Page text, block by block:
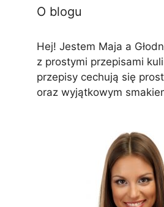
O blogu
Hej! Jestem Maja a
z prostymi przepisami
przepisy cechują się
oraz wyjątkowym